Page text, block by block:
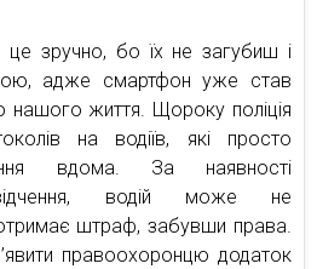
зручно, бо їх не загубиш і
адже смартфон уже став
нашого життя. Щороку поліція
на водіїв, які просто
вдома. За наявності
водій може не
штраф, забувши права.
правоохоронцю додаток